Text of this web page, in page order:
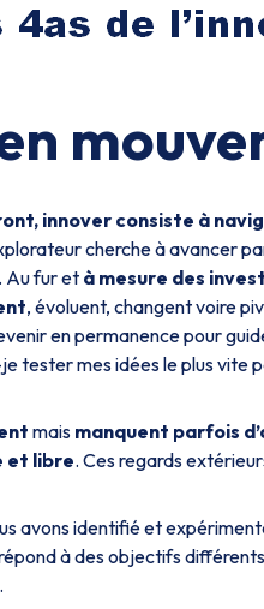
innover consiste à
cherche à avancer
Au fur et à mesure des
, évoluent, changent voire
en permanence pour
tester mes idées le plus vite
mais manquent parfois
et libre. Ces regards
avons identifié et
à des objectifs